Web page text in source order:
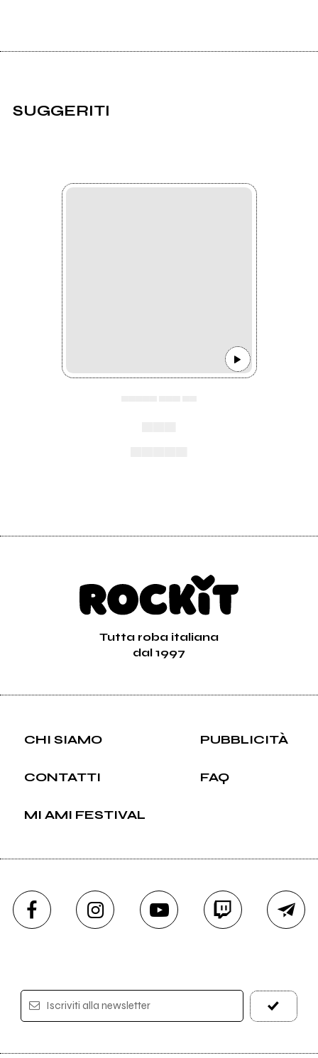
SUGGERITI
Tutta roba italiana
dal 1997
CHI SIAMO PUBBLICITÀ
CONTATTI FAQ
MI AMI FESTIVAL
Iscriviti alla newsletter